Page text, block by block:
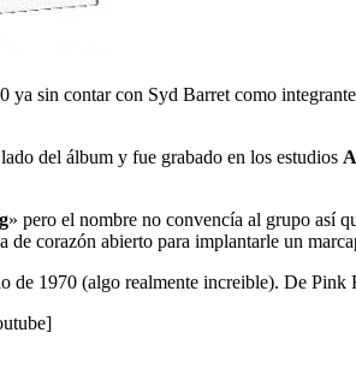
ya sin contar con Syd Barret como
del álbum y fue grabado en los estudios
» pero el nombre no convencía al grupo así
corazón abierto para implantarle un
de 1970 (algo realmente increible). De